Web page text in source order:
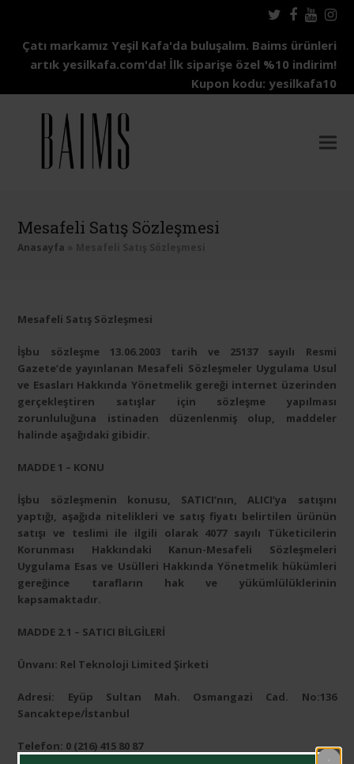
Twitter
Çatı markamız Yeşil Kafa'da buluşalım. Baims ürünleri
artık yesilkafa.com'da! İlk siparişe özel %10 indirim!
Kupon kodu: yesilkafa10
Mesafeli Satış Sözleşmesi
Anasayfa
Mesafeli Satış Sözleşmesi
İşbu sözleşme 13.06.2003 tarih ve 25137 sayılı Resmi
Gazete’de yayınlanan Mesafeli Sözleşmeler Uygulama Usul
ve Esasları Hakkında Yönetmelik gereği internet üzerinden
gerçekleştiren satışlar için sözleşme yapılması
zorunluluğuna istinaden düzenlenmiş olup, maddeler
halinde aşağıdaki gibidir.
MADDE 1 – KONU
İşbu sözleşmenin konusu, SATICI’nın, ALICI’ya satışını
yaptığı, aşağıda nitelikleri ve satış fiyatı belirtilen ürünün
satışı ve teslimi ile ilgili olarak 4077 sayılı Tüketicilerin
Korunması Hakkındaki Kanun-Mesafeli Sözleşmeleri
Uygulama Esas ve Usülleri Hakkında Yönetmelik hükümleri
gereğince tarafların hak ve yükümlülüklerinin
kapsamaktadır.
MADDE 2.1 – SATICI BİLGİLERİ
Ünvanı: Rel Teknoloji Limited Şirketi
Adresi: Eyüp Sultan Mah. Osmangazi Cad. No:136
Sancaktepe/İstanbul
Telefon: 0 (216) 415 80 87